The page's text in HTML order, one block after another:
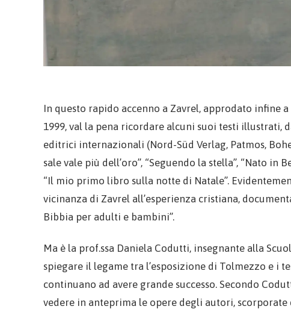
In questo rapido accenno a Zavrel, approdato infine
1999, val la pena ricordare alcuni suoi testi illustrati,
editrici internazionali (Nord-Süd Verlag, Patmos,
sale vale più dell’oro”, “Seguendo la stella”, “Nato in
“Il mio primo libro sulla notte di Natale”.
vicinanza di Zavrel all’esperienza cristiana,
Bibbia per adulti e bambini”.
Ma è la prof.ssa Daniela Codutti, insegnante alla
spiegare il legame tra l’esposizione di Tolmezzo e i
continuano ad avere grande successo. Secondo
vedere in anteprima le opere degli autori,